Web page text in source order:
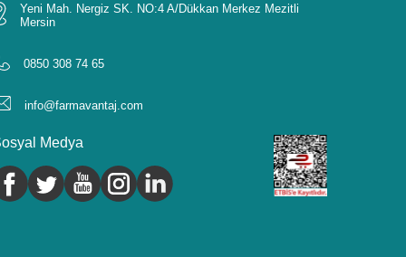
Yeni Mah. Nergiz SK. NO:4 A/Dükkan Merkez Mezitli
Mersin
0850 308 74 65
info@farmavantaj.com
Medya